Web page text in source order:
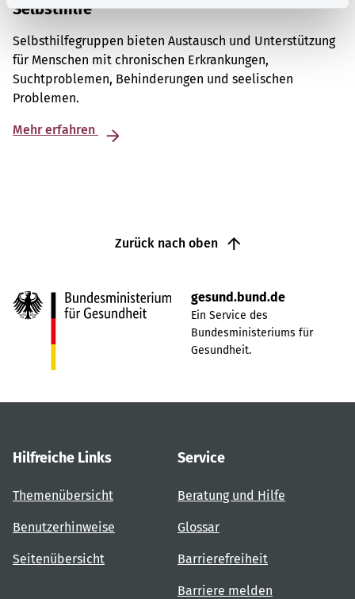
Selbsthilfe
Selbsthilfegruppen bieten Austausch und Unterstützung
für Menschen mit chronischen Erkrankungen,
Suchtproblemen, Behinderungen und seelischen
Problemen.
Mehr erfahren
Zurück nach oben
gesund.bund.de
Ein Service des
Bundesministeriums für
Gesundheit.
Hilfreiche Links
Themenübersicht
Benutzerhinweise
Seitenübersicht
Service
Beratung und Hilfe
Glossar
Barrierefreiheit
Barriere melden